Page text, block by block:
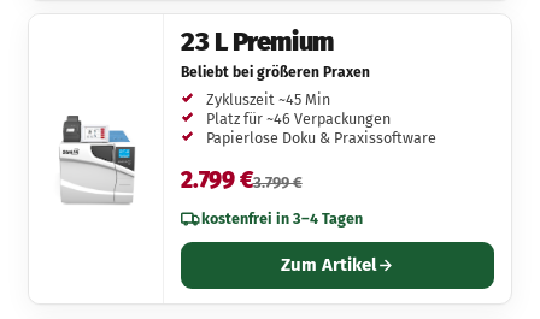
23 L Premium
Beliebt bei größeren Praxen
Zykluszeit ~45 Min
Platz für ~46 Verpackungen
Papierlose Doku & Praxissoftware
2.799 €3.799 €
kostenfrei in 3–4 Tagen
Zum Artikel